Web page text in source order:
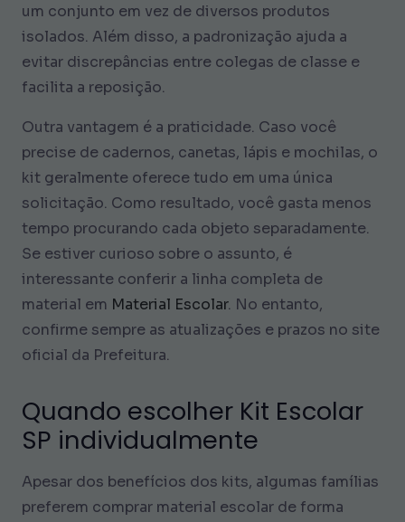
um conjunto em vez de diversos produtos
isolados. Além disso, a padronização ajuda a
evitar discrepâncias entre colegas de classe e
facilita a reposição.
Outra vantagem é a praticidade. Caso você
precise de cadernos, canetas, lápis e mochilas, o
kit geralmente oferece tudo em uma única
solicitação. Como resultado, você gasta menos
tempo procurando cada objeto separadamente.
Se estiver curioso sobre o assunto, é
interessante conferir a linha completa de
material em Material Escolar. No entanto,
confirme sempre as atualizações e prazos no site
oficial da Prefeitura.
Quando escolher Kit Escolar
SP individualmente
Apesar dos benefícios dos kits, algumas famílias
preferem comprar material escolar de forma